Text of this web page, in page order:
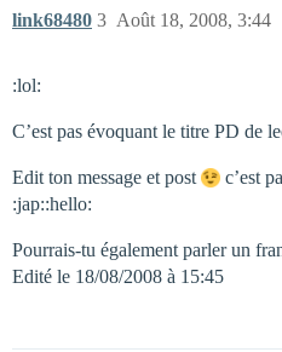
link68480 Août 18, 2008, 3:44
3
:lol:
C’est pas évoquant le titre PD de
Edit ton message et post
c’est
:jap::hello:
Pourrais-tu également parler un
Edité le 18/08/2008 à 15:45